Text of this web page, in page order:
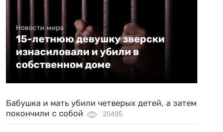
Новости мира
15-летнюю девушку зверски
изнасиловали и убили в
собственном доме
Бабушка и мать убили четверых детей, а затем
покончили с собой
20495